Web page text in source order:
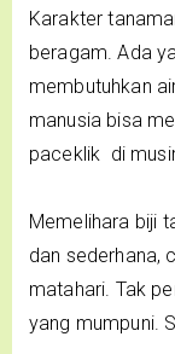
Karakter
beragam. Ada
membutuhkan
manusia bisa
paceklik di
Memelihara biji
dan sederhana,
matahari. Tak
yang mumpuni.